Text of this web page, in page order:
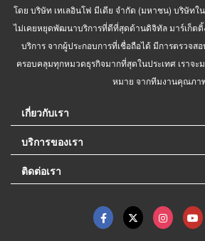
โดย บริษัท เทเลอินโฟ มีเดีย จำกัด (มหาชน) บริษัทใน
ไม่เคยหยุดพัฒนาบริการที่ดีที่สุดด้านดิจิทัล มาร์เก็ตติ้
บริการ จากผู้ประกอบการที่เชื่อถือได้ มีการตรวจส
ครอบคลุมทุกหมวดธุรกิจมากที่สุดในประเทศ เราจ
หมาย จากทีมงานคุณภา
เกี่ยวกับเรา
บริการของเรา
ติดต่อเรา